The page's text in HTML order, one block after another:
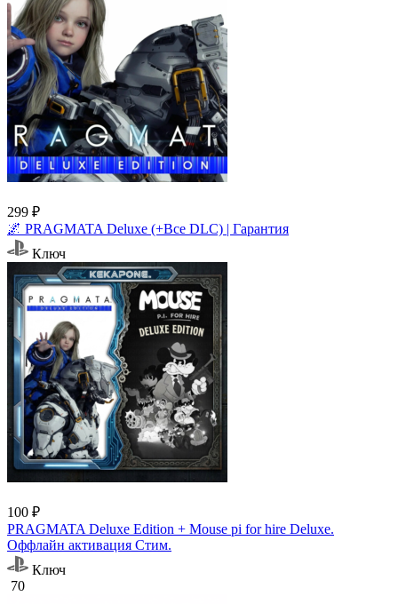
299 ₽
🌌 PRAGMATA Deluxe (+Все DLC) | Гарантия
Ключ
100 ₽
PRAGMATA Deluxe Edition + Mouse pi for hire Deluxe.
Оффлайн активация Cтим.
Ключ
70